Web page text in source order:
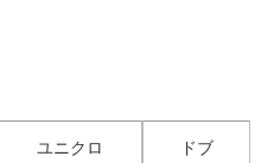
ユニクロ ドブ